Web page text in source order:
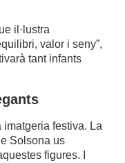
il·lustra
valor i seny”,
tant infants
festiva. La
Solsona us
figures. I